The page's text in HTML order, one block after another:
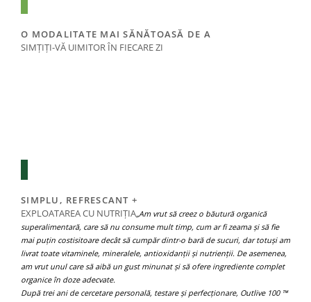
Universal
Vitargo
Weider
O MODALITATE MAI SĂNĂTOASĂ DE A
SIMȚIȚI-VĂ UIMITOR ÎN FIECARE ZI
SIMPLU, REFRESCANT +
EXPLOATAREA CU NUTRIȚIA„Am vrut să creez o băutură organică
superalimentară, care să nu consume mult timp, cum ar fi zeama și să fie
mai puțin costisitoare decât să cumpăr dintr-o bară de sucuri, dar totuși am
livrat toate vitaminele, mineralele, antioxidanții și nutrienții. De asemenea,
am vrut unul care să aibă un gust minunat și să ofere ingrediente complet
organice în doze adecvate.
După trei ani de cercetare personală, testare și perfecționare, Outlive 100 ™